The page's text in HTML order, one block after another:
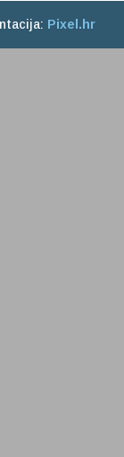
Pixel.hr